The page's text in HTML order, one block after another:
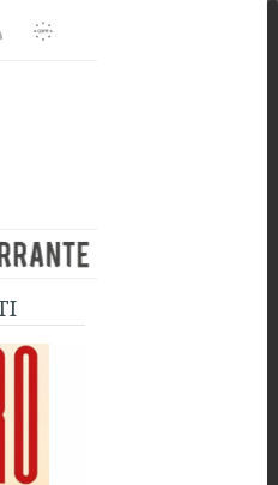
Rss
Informativa